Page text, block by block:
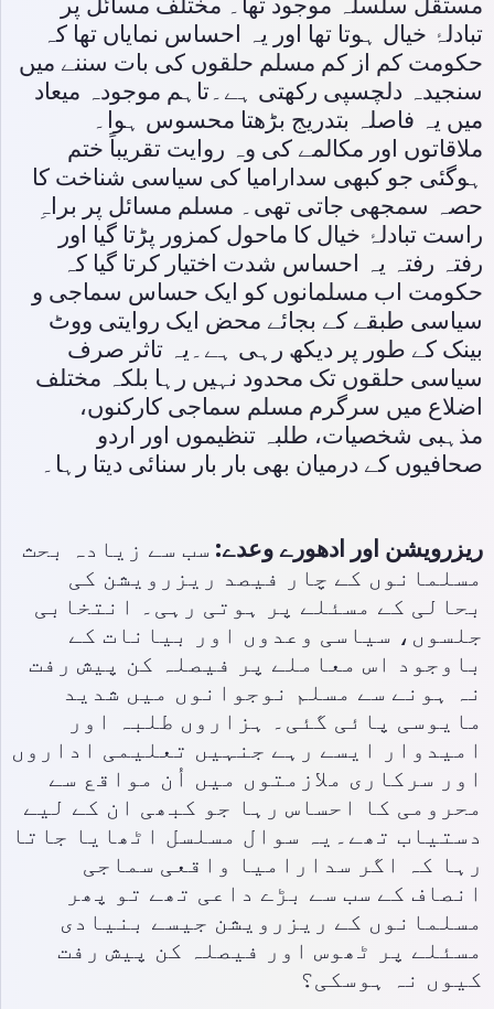
تبادلۂ خیال ہوتا تھا اور یہ احساس نمایاں تھا کہ
حکومت کم از کم مسلم حلقوں کی بات سننے میں
سنجیدہ دلچسپی رکھتی ہے۔تاہم موجودہ میعاد
میں یہ فاصلہ بتدریج بڑھتا محسوس ہوا۔
ملاقاتوں اور مکالمے کی وہ روایت تقریباً ختم
ہوگئی جو کبھی سدارامیا کی سیاسی شناخت کا
حصہ سمجھی جاتی تھی۔ مسلم مسائل پر براہِ
راست تبادلۂ خیال کا ماحول کمزور پڑتا گیا اور
رفتہ رفتہ یہ احساس شدت اختیار کرتا گیا کہ
حکومت اب مسلمانوں کو ایک حساس سماجی و
سیاسی طبقے کے بجائے محض ایک روایتی ووٹ
بینک کے طور پر دیکھ رہی ہے۔یہ تاثر صرف
سیاسی حلقوں تک محدود نہیں رہا بلکہ مختلف
اضلاع میں سرگرم مسلم سماجی کارکنوں،
مذہبی شخصیات، طلبہ تنظیموں اور اردو
صحافیوں کے درمیان بھی بار بار سنائی دیتا رہا۔
ریزرویشن اور ادھورے وعدے: سب سے زیادہ بحث
مسلمانوں کے چار فیصد ریزرویشن کی
بحالی کے مسئلے پر ہوتی رہی۔ انتخابی
جلسوں، سیاسی وعدوں اور بیانات کے
باوجود اس معاملے پر فیصلہ کن پیش رفت
نہ ہونے سے مسلم نوجوانوں میں شدید
مایوسی پائی گئی۔ ہزاروں طلبہ اور
امیدوار ایسے رہے جنہیں تعلیمی اداروں
اور سرکاری ملازمتوں میں اُن مواقع سے
محرومی کا احساس رہا جو کبھی ان کے لیے
دستیاب تھے۔یہ سوال مسلسل اٹھایا جاتا
رہا کہ اگر سدارامیا واقعی سماجی
انصاف کے سب سے بڑے داعی تھے تو پھر
مسلمانوں کے ریزرویشن جیسے بنیادی
مسئلے پر ٹھوس اور فیصلہ کن پیش رفت
کیوں نہ ہوسکی؟